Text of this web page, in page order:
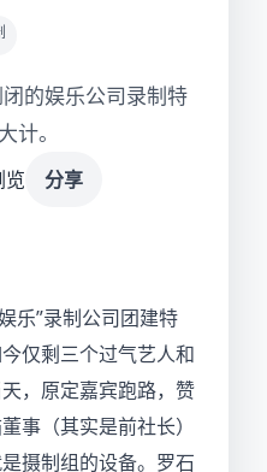
的娱乐公司录制特
计。
分享
乐”录制公司团建特
仅剩三个过气艺人和
，原定嘉宾跑路，赞
事（其实是前社长）
摄制组的设备。罗石